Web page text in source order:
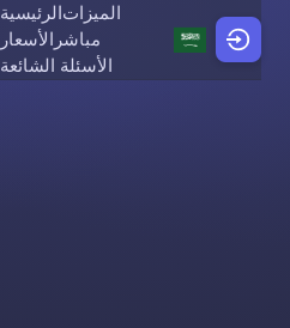
Skip to content
الرئيسيةالميزات
الأسعار مباشر
الأسئلة الشائعة